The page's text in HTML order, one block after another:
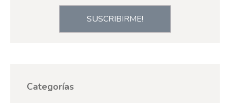
SUSCRIBIRME!
Categorías